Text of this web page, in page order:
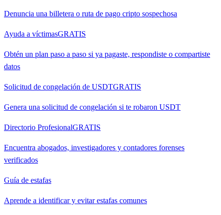
Denuncia una billetera o ruta de pago cripto sospechosa
Ayuda a víctimasGRATIS
Obtén un plan paso a paso si ya pagaste, respondiste o compartiste
datos
Solicitud de congelación de USDTGRATIS
Genera una solicitud de congelación si te robaron USDT
Directorio ProfesionalGRATIS
Encuentra abogados, investigadores y contadores forenses
verificados
Guía de estafas
Aprende a identificar y evitar estafas comunes